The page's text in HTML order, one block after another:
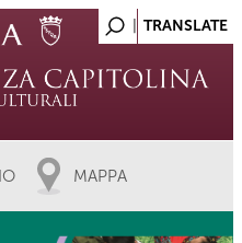
MAPPA